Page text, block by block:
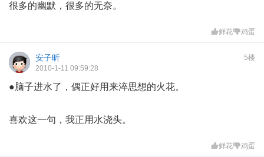
很多的幽默，很多的无奈。
鲜花 鸡蛋
5楼
安子昕
2010-1-11 09:59:28
●脑子进水了，偶正好用来淬思想的火花。
喜欢这一句，我正用水浇头。
鲜花 鸡蛋